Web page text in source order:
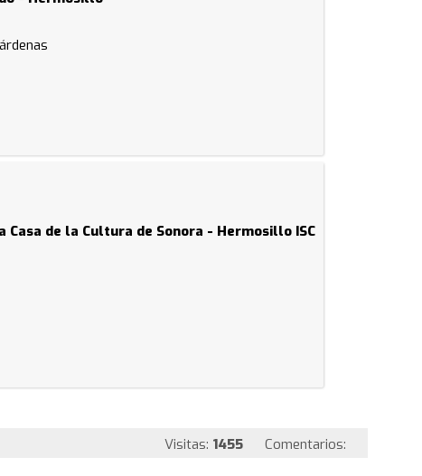
Casa de la Cultura de Sonora - Hermosillo ISC
Visitas: 1455
Comentarios: